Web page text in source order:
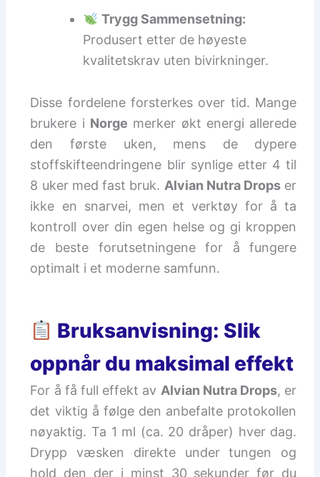
Trygg Sammensetning:
Produsert etter de høyeste
kvalitetskrav uten bivirkninger.
Disse fordelene forsterkes over tid. Mange
brukere i Norge merker økt energi allerede
den første uken, mens de dypere
stoffskifteendringene blir synlige etter 4 til
8 uker med fast bruk. Alvian Nutra Dropser
ikke en snarvei, men et verktøy for å ta
kontroll over din egen helse og gi kroppen
de beste forutsetningene for å fungere
optimalt i et moderne samfunn.
Bruksanvisning: Slik
oppnår du maksimal effekt
For å få full effekt av Alvian Nutra Drops, er
det viktig å følge den anbefalte protokollen
nøyaktig. Ta 1 ml (ca. 20 dråper) hver dag.
Drypp væsken direkte under tungen og
hold den der i minst 30 sekunder før du